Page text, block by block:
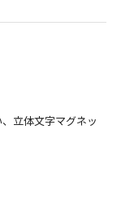
立体文字マグネッ